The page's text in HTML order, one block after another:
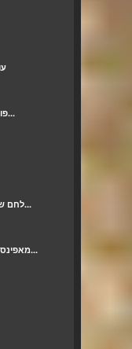
פורים- מתכון לאוזני המן טבעוני...
(לחם שכבות עם פסטו וזיתים לכבוד...
מאפינס שוקולד טבעוני מושלמים ולא...